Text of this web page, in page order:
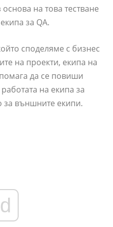
на това тестване
за QA.
споделяме с бизнес
на проекти, екипа на
да се повиши
на екипа за
за външните екипи.